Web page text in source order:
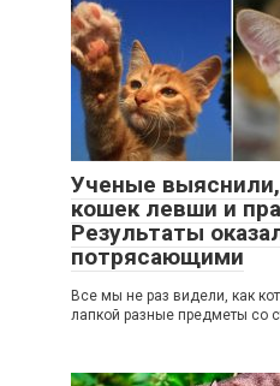
Ученые
кошек левши и
Результаты
потрясающими
Все мы не раз видели, как
лапкой разные предметы со